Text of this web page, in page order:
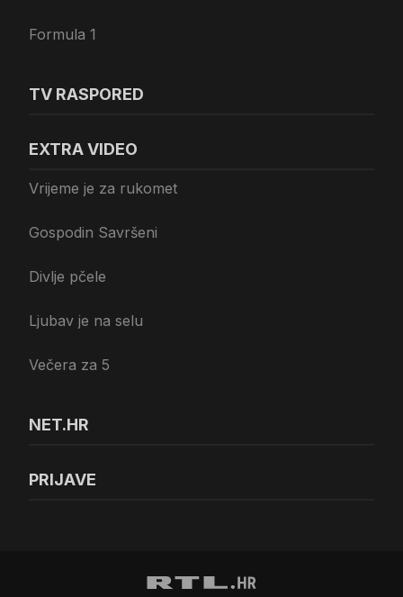
Formula 1
TV RASPORED
EXTRA VIDEO
Vrijeme je za rukomet
Gospodin Savršeni
Divlje pčele
Ljubav je na selu
Večera za 5
NET.HR
PRIJAVE